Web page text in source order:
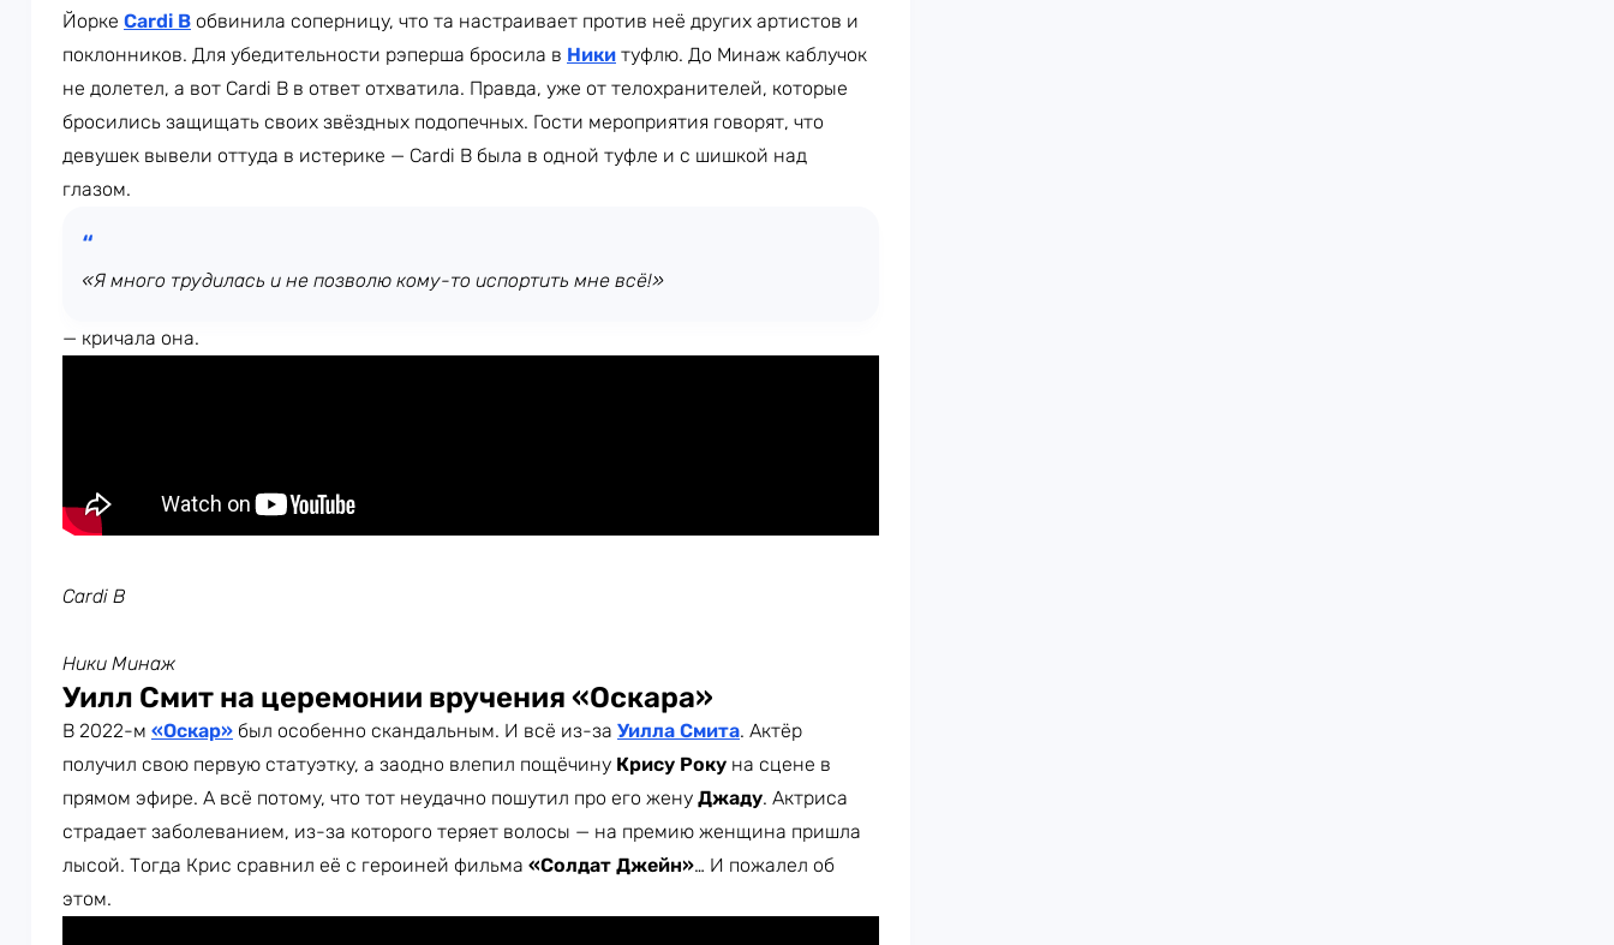
Йорке Cardi B обвинила соперницу, что та настраивает против неё других артистов и
поклонников. Для убедительности рэперша бросила в Ники туфлю. До Минаж каблучок
не долетел, а вот Cardi B в ответ отхватила. Правда, уже от телохранителей, которые
бросились защищать своих звёздных подопечных. Гости мероприятия говорят, что
девушек вывели оттуда в истерике — Cardi B была в одной туфле и с шишкой над
глазом.
«Я много трудилась и не позволю кому-то испортить мне всё!»
— кричала она.
Cardi B
Ники Минаж
Уилл Смит на церемонии вручения «Оскара»
В 2022-м «Оскар» был особенно скандальным. И всё из-за Уилла Смита. Актёр
получил свою первую статуэтку, а заодно влепил пощёчину Крису Року на сцене в
прямом эфире. А всё потому, что тот неудачно пошутил про его жену Джаду. Актриса
страдает заболеванием, из-за которого теряет волосы — на премию женщина пришла
лысой. Тогда Крис сравнил её с героиней фильма «Солдат Джейн»… И пожалел об
этом.